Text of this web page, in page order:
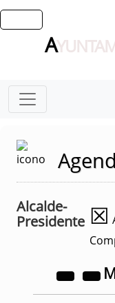
A
Alcalde-
Presidente ☒